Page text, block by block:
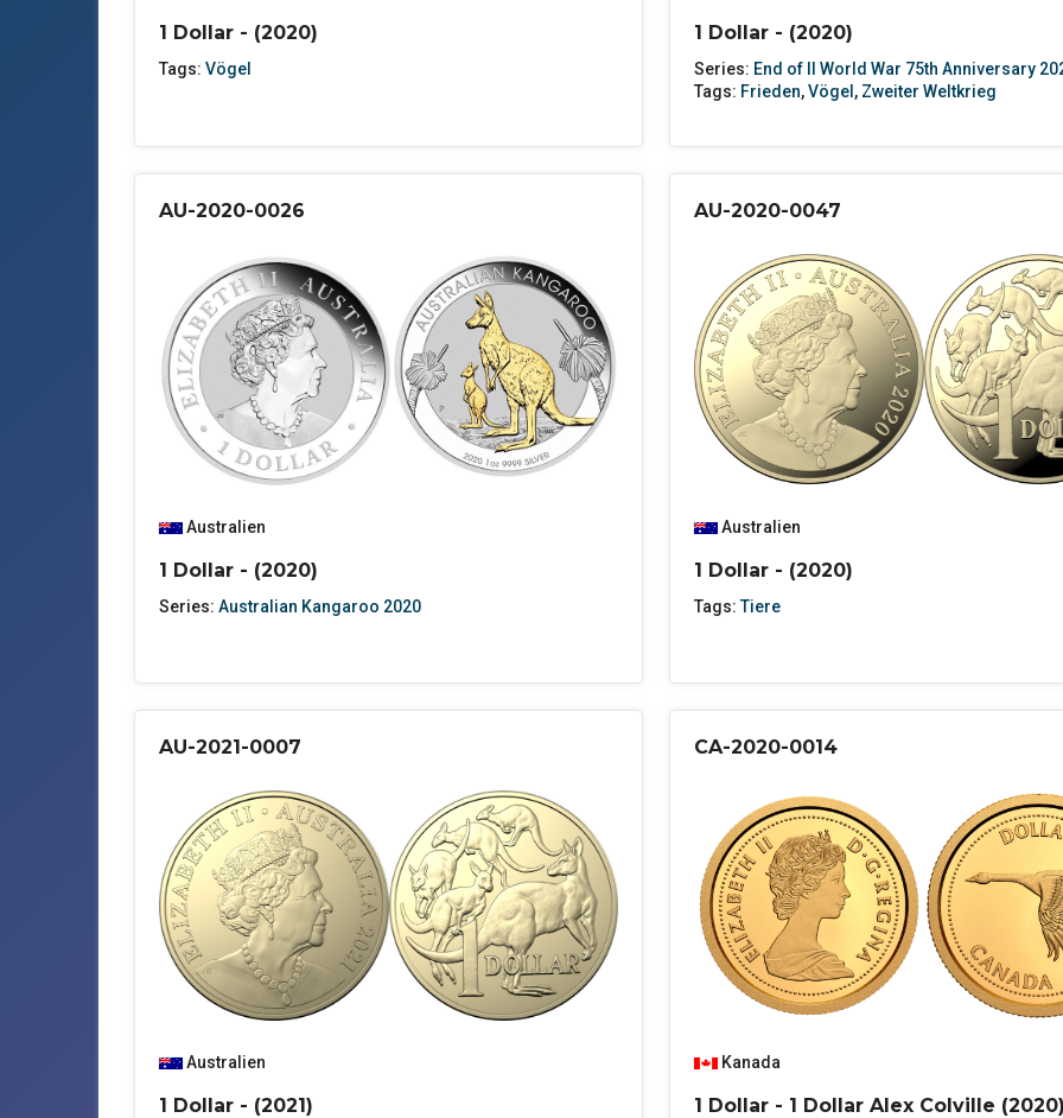
1 Dollar - (2020)
Tags: Vögel
1 Dollar - (2020)
Series: End of II World War 75th Anniversary
Tags: Frieden,Vögel , Zweiter Weltkrieg
AU-2020-0026
Australien
1 Dollar - (2020)
Series: Australian Kangaroo 2020
AU-2020-0047
Australien
1 Dollar - (2020)
Tags:Tiere
AU-2021-0007
Australien
1 Dollar - (2021)
CA-2020-0014
Kanada
1 Dollar - 1 Dollar Alex Colville